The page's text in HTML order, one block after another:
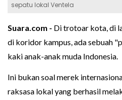
sepatu lokal Ventela
Suara.com - Di trotoar kota, di
di koridor kampus, ada sebuah
kaki anak-anak muda Indonesia.
Ini bukan soal merek
raksasa lokal yang berhasil